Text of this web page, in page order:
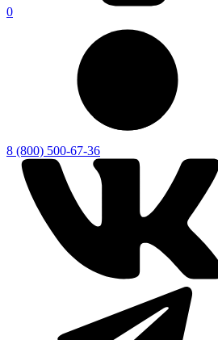
0
8 (800) 500-67-36